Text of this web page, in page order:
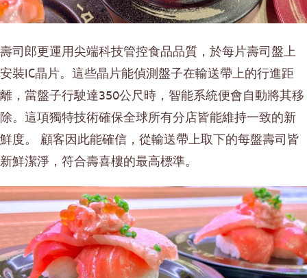
壽司郎更運用尖端科技管控食品品質，於每片壽司盤上
安裝IC晶片。這些晶片能偵測盤子在輸送帶上的行進距
離，當盤子行駛達350公尺時，智能系統便會自動將其移
除。這項獨特技術確保全球所有分店皆能維持一致的新
鮮度。 顧客因此能確信，從輸送帶上取下的每盤壽司皆
新鮮潔淨，符合壽喜樓的最高標準。